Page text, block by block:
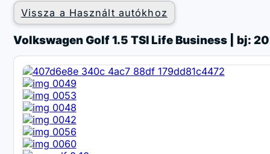
Vissza a Használt autókhoz
Volkswagen Golf 1.5 TSI Life Business | bj: